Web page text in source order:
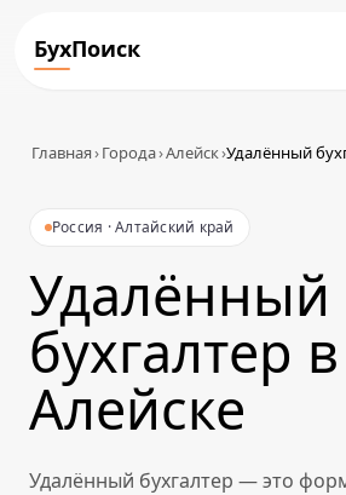
БухПоиск
Главная›Города›Алейск›Удалённый
Россия · Алтайский край
Удалённый
бухгалтер в
Алейске
Удалённый бухгалтер — это